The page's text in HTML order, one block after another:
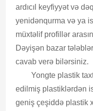
ardıcıl keyfiyyət və
yenidənqurma və ya
müxtəlif profillər
Dəyişən bazar
cavab verə bilərsiniz.
Yongte plastik
edilmiş plastiklərdən
geniş çeşiddə plastik